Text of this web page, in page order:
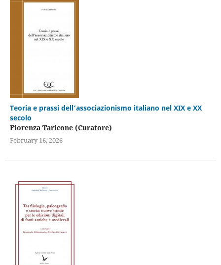
Teoria e prassi dell’associazionismo italiano nel XIX e XX
secolo
Fiorenza Taricone (Curatore)
February 16, 2026